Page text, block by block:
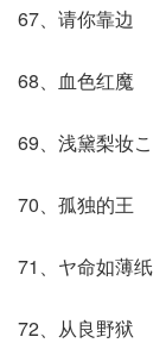
67、请你靠边
68、血色红魔
69、浅黛梨妆こ
70、孤独的王
71、ヤ命如薄纸
72、从良野狱